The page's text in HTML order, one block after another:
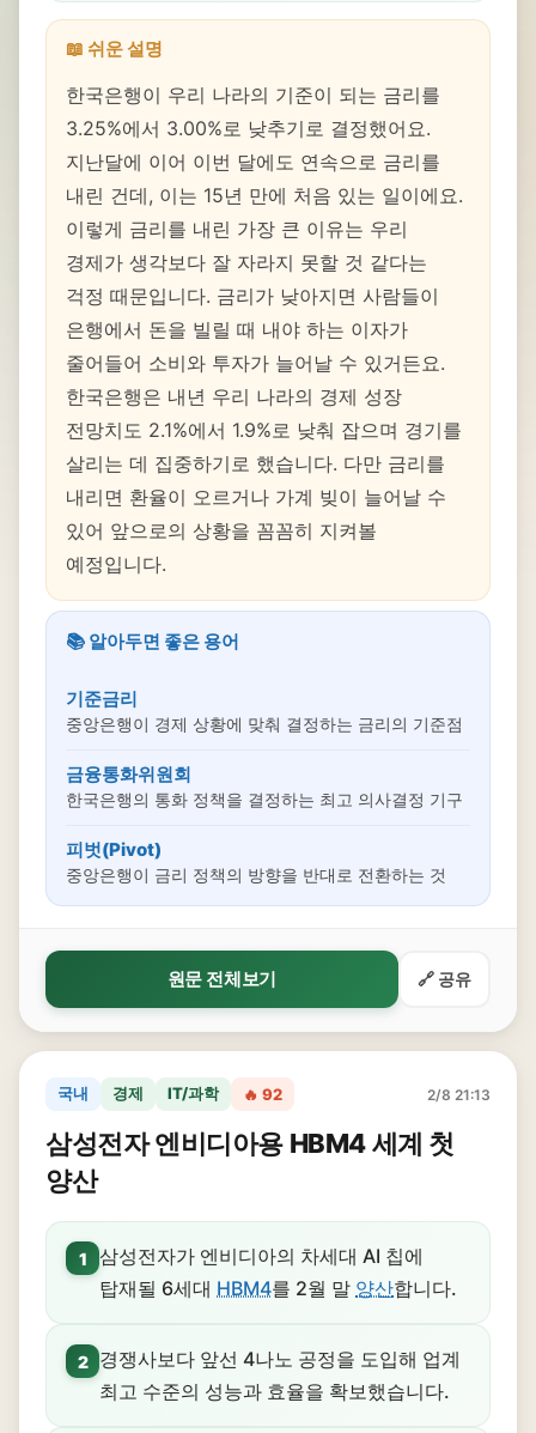
📖 쉬운 설명
한국은행이 우리 나라의 기준이 되는 금리를
3.25%에서 3.00%로 낮추기로 결정했어요.
지난달에 이어 이번 달에도 연속으로 금리를
내린 건데, 이는 15년 만에 처음 있는 일이에요.
이렇게 금리를 내린 가장 큰 이유는 우리
경제가 생각보다 잘 자라지 못할 것 같다는
걱정 때문입니다. 금리가 낮아지면 사람들이
은행에서 돈을 빌릴 때 내야 하는 이자가
줄어들어 소비와 투자가 늘어날 수 있거든요.
한국은행은 내년 우리 나라의 경제 성장
전망치도 2.1%에서 1.9%로 낮춰 잡으며 경기를
살리는 데 집중하기로 했습니다. 다만 금리를
내리면 환율이 오르거나 가계 빚이 늘어날 수
있어 앞으로의 상황을 꼼꼼히 지켜볼
예정입니다.
📚 알아두면 좋은 용어
기준금리
중앙은행이 경제 상황에 맞춰 결정하는 금리의 기준점
금융통화위원회
한국은행의 통화 정책을 결정하는 최고 의사결정 기구
피벗(Pivot)
중앙은행이 금리 정책의 방향을 반대로 전환하는 것
원문 전체보기 🔗 공유
국내 경제 IT/과학 🔥 92 2/8 21:13
삼성전자 엔비디아용 HBM4 세계 첫
양산
1
삼성전자가 엔비디아의 차세대 AI 칩에
탑재될 6세대 HBM4를 2월 말 양산합니다.
2
경쟁사보다 앞선 4나노 공정을 도입해 업계
최고 수준의 성능과 효율을 확보했습니다.